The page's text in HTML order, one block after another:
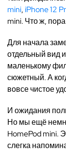
mini,iPhone 12
mini. Что ж,
Для начала
отдельный вид
маленькому
сюжетный. А
вовсе чистое
И ожидания
Но мы ещё
HomePod mini.
слегка